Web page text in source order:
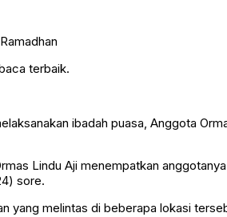
terbaik.
ibadah puasa, Anggota
Lindu Aji menempatkan
sore.
yang melintas di beberapa lokasi